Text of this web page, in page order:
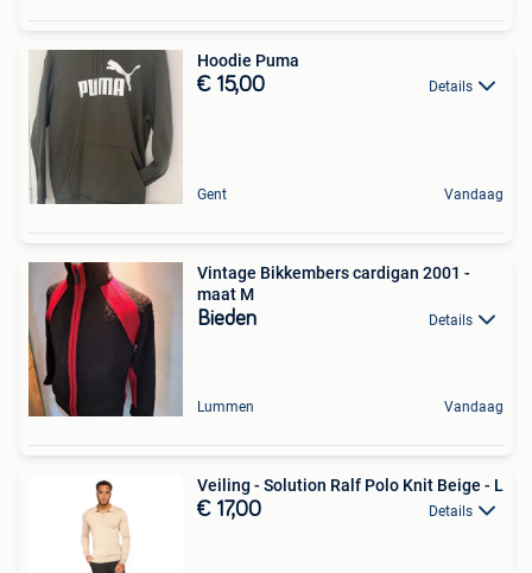
Hoodie Puma
€ 15,00 Details
Gent Vandaag
Vintage Bikkembers cardigan 2001 -
maat M
Bieden Details
Lummen Vandaag
Veiling - Solution Ralf Polo Knit Beige - L
€ 17,00 Details